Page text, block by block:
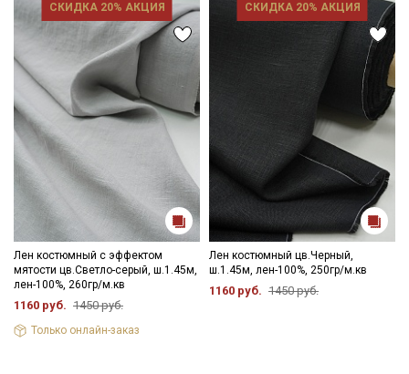
СКИДКА 20% АКЦИЯ
Лен костюмный с эффектом
мятости цв.Светло-серый, ш.1.45м,
лен-100%, 260гр/м.кв
1160 руб. 1450 руб.
Только онлайн-заказ
СКИДКА 20% АКЦИЯ
Лен костюмный цв.Черный,
ш.1.45м, лен-100%, 250гр/м.кв
1160 руб. 1450 руб.